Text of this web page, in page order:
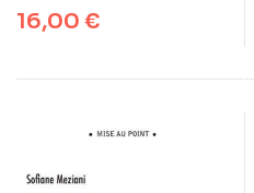
16,00 €